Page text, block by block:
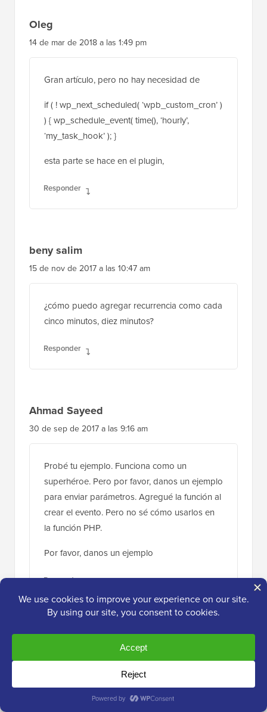
Oleg
14 de mar de 2018 a las 1:49 pm
Gran artículo, pero no hay necesidad de
if ( ! wp_next_scheduled( ‘wpb_custom_cron’ )
) { wp_schedule_event( time(), ‘hourly’,
‘my_task_hook’ ); }
esta parte se hace en el plugin,
Responder
beny salim
15 de nov de 2017 a las 10:47 am
¿cómo puedo agregar recurrencia como cada
cinco minutos, diez minutos?
Responder
Ahmad Sayeed
30 de sep de 2017 a las 9:16 am
Probé tu ejemplo. Funciona como un
superhéroe. Pero por favor, danos un ejemplo
para enviar parámetros. Agregué la función al
crear el evento. Pero no sé cómo usarlos en
la función PHP.
Por favor, danos un ejemplo
Responder
5 de jul de 2017 a las 6:00 pm
Mi sitio web muestra una cadena larga de wp